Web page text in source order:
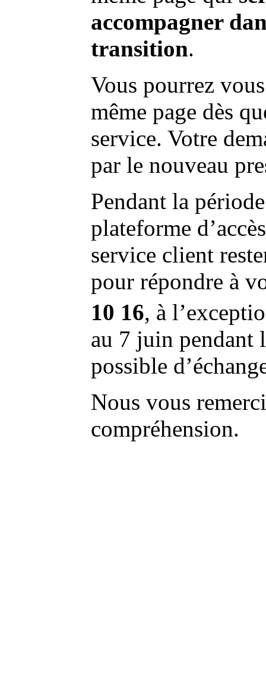
accompagner
transition.
Vous pourrez
même page dès
service. Votre
par le nouveau
Pendant la
plateforme
service client
pour répondre à
10 16, à
au 7 juin pendant
possible
Nous vous
compréhension.